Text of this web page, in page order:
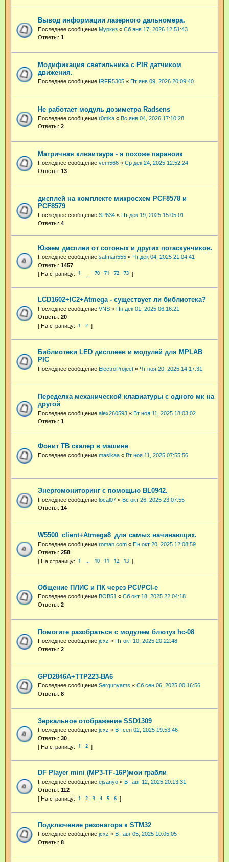
Вывод информации лазерного дальномера.
Последнее сообщение Муркиз « Сб янв 17, 2026 12:51:43
Ответы: 1
Модификация светильника с PIR датчиком
движения.
Последнее сообщение IRFR5305 « Пт янв 09, 2026 20:09:40
Не работает модуль дозиметра Radsens
Последнее сообщение r0mka « Вс янв 04, 2026 17:10:28
Ответы: 2
Матричная клваитаура - я похоже параноик
Последнее сообщение vem566 « Ср дек 24, 2025 12:52:24
Ответы: 13
дисплей на комплекте микросхем PCF8578 и
PCF8579
Последнее сообщение SP634 « Пт дек 19, 2025 15:05:01
Ответы: 4
Юзаем дисплеи от сотовых и других потаскунчиков.
Последнее сообщение satman555 « Чт дек 04, 2025 21:04:41
Ответы: 1457
1 70 71 72 73
LCD1602+IC2+Atmega - существует ли библиотека?
Последнее сообщение VNS « Пн дек 01, 2025 06:16:21
Ответы: 20
1 2
Библиотеки LED дисплеев и модулей для MPLAB
PIC
Последнее сообщение ElectroProject « Чт ноя 20, 2025 14:17:31
Переделка механической клавиатуры с одного мк на
другой
Последнее сообщение alex260593 « Вт ноя 11, 2025 18:03:02
Ответы: 1
Фонит ТВ скалер в машине
Последнее сообщение masikaa « Вт ноя 11, 2025 07:55:56
Энергомониторинг с помощью BL0942.
Последнее сообщение local07 « Вс окт 26, 2025 23:07:55
Ответы: 14
W5500_client+Atmega8_для самых начинающих.
Последнее сообщение roman.com « Пн окт 20, 2025 12:08:59
Ответы: 258
1 … 10 11 12 13
Общение ПЛИС и ПК через PCI/PCI-e
Последнее сообщение BOB51 « Сб окт 18, 2025 22:04:18
Ответы: 2
Помогите разобраться с модулем блютуз hc-08
Последнее сообщение jcxz « Пт окт 10, 2025 20:22:48
Ответы: 2
GPD2846A+TTP223-ВА6
Последнее сообщение Sergunyams « Сб сен 06, 2025 00:16:56
Ответы: 8
Зеркальное отображение SSD1309
Последнее сообщение jcxz « Вт сен 02, 2025 19:53:46
Ответы: 30
1 2
DF Player mini (MP3-TF-16P)мои грабли
Последнее сообщение ejsanyo « Вт авг 12, 2025 20:13:31
Ответы: 112
1 2 3 4 5 6
Подключение резонатора к STM32
Последнее сообщение jcxz « Вт авг 05, 2025 10:05:05
Ответы: 8